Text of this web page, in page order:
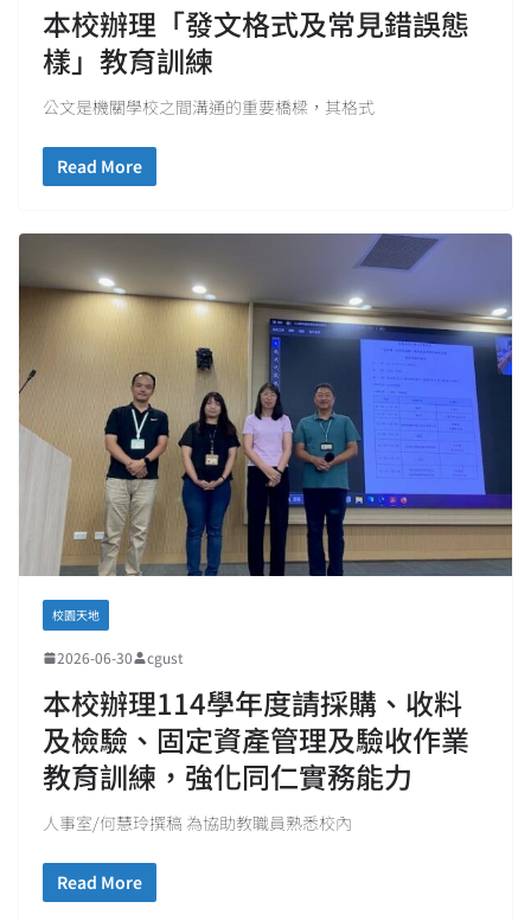
本校辦理「發文格式及常見錯誤態
樣」教育訓練
公文是機關學校之間溝通的重要橋樑，其格式
Read More
校園天地
2026-06-30 cgust
本校辦理114學年度請採購、收料
及檢驗、固定資產管理及驗收作業
教育訓練，強化同仁實務能力
人事室/何慧玲撰稿 為協助教職員熟悉校內
Read More